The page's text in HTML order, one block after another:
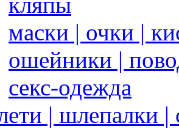
маски | очки |
ошейники |
секс-одежда
| шлепалки |